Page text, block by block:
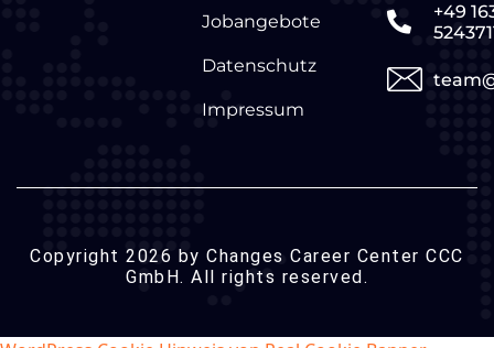
Jobangebote
Datenschutz
Impressum
+49
Copyright 2026 by Changes Career Center CCC
GmbH. All rights reserved.